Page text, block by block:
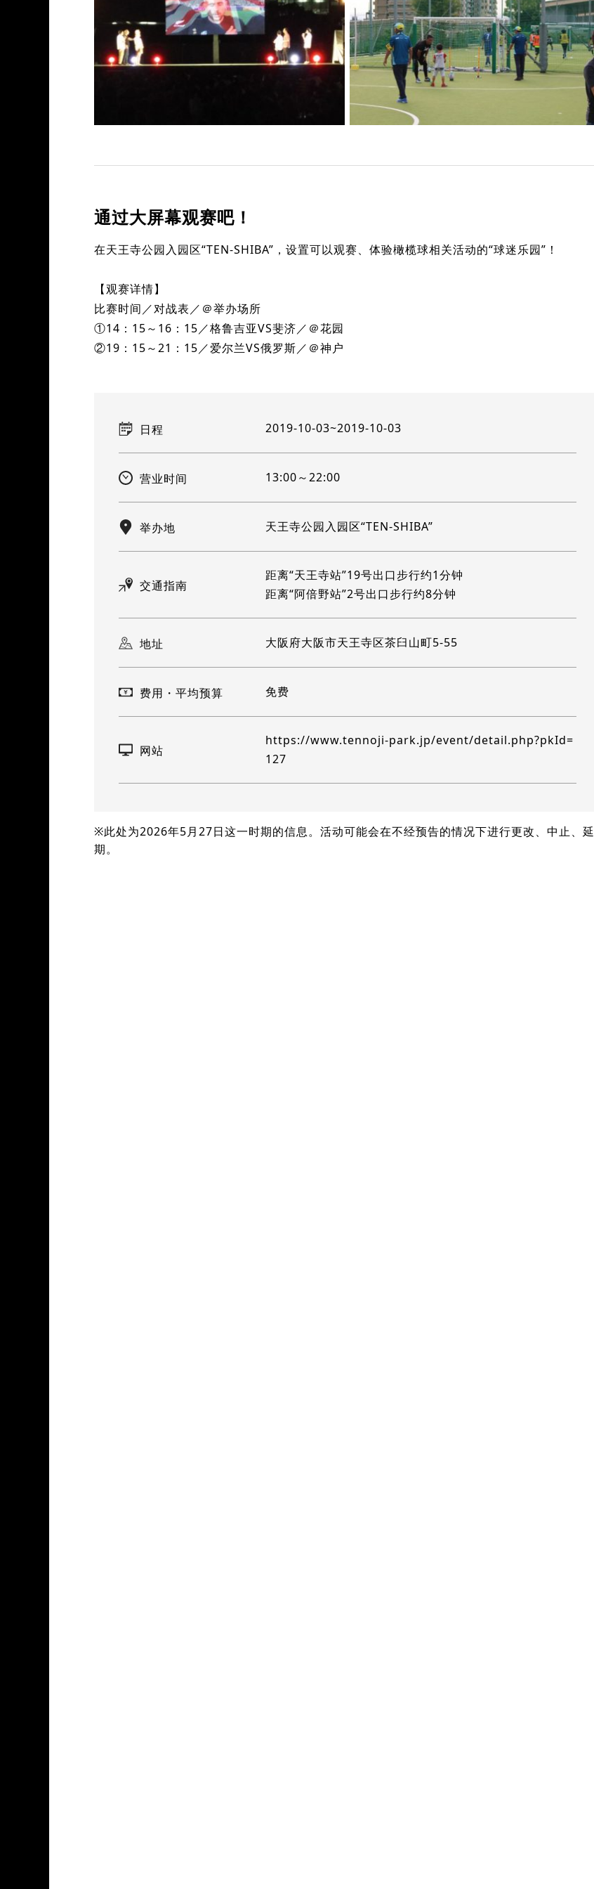
通过大屏幕观赛吧！
在天王寺公园入园区“TEN-SHIBA”，设置可以观赛、体验橄榄球相关活动的“球迷乐园”！
【观赛详情】
比赛时间／对战表／＠举办场所
①14：15～16：15／格鲁吉亚VS斐济／＠花园
②19：15～21：15／爱尔兰VS俄罗斯／＠神户
日程 2019-10-03~2019-10-03
营业时间 13:00～22:00
举办地 天王寺公园入园区“TEN-SHIBA”
交通指南
距离“天王寺站”19号出口步行约1分钟
距离“阿倍野站”2号出口步行约8分钟
地址 大阪府大阪市天王寺区茶臼山町5-55
费用・平均预算 免费
网站
https://www.tennoji-park.jp/event/detail.php?pkId=
127
※此处为2026年5月27日这一时期的信息。活动可能会在不经预告的情况下进行更改、中止、延
期。